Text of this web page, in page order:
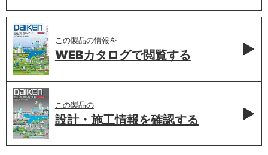
この製品の情報を
WEBカタログで閲覧する
この製品の
設計・施工情報を確認する